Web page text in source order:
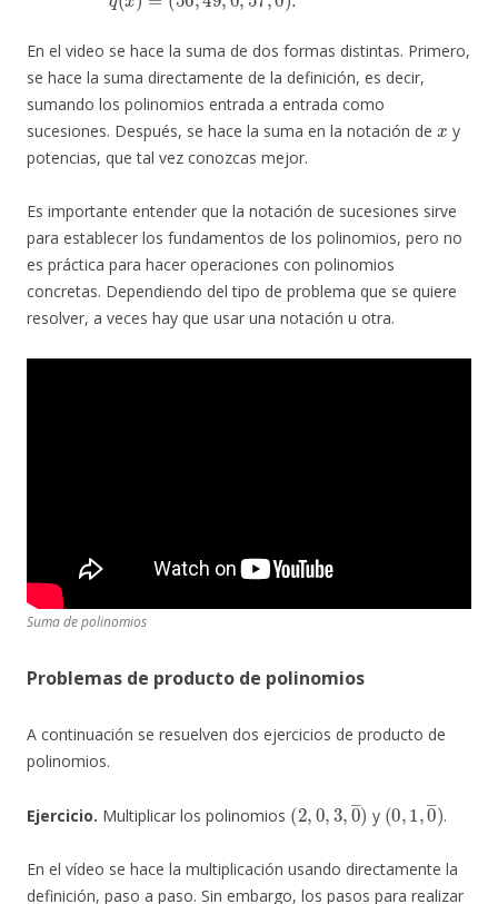
En el video se hace la suma de dos formas distintas. Primero,
se hace la suma directamente de la definición, es decir,
sumando los polinomios entrada a entrada como
sucesiones. Después, se hace la suma en la notación de
y
potencias, que tal vez conozcas mejor.
Es importante entender que la notación de sucesiones sirve
para establecer los fundamentos de los polinomios, pero no
es práctica para hacer operaciones con polinomios
concretas. Dependiendo del tipo de problema que se quiere
resolver, a veces hay que usar una notación u otra.
Suma de polinomios
Problemas de producto de polinomios
A continuación se resuelven dos ejercicios de producto de
polinomios.
Ejercicio. Multiplicar los polinomios
(2 0 3, 0―
y
(0 0―
.
En el vídeo se hace la multiplicación usando directamente la
definición, paso a paso. Sin embargo, los pasos para realizar